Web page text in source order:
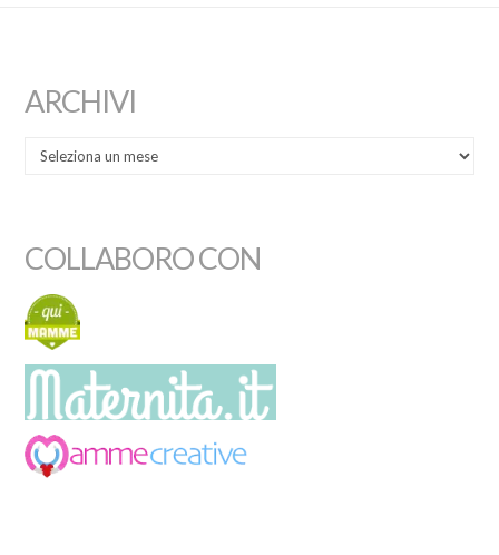
ARCHIVI
COLLABORO CON